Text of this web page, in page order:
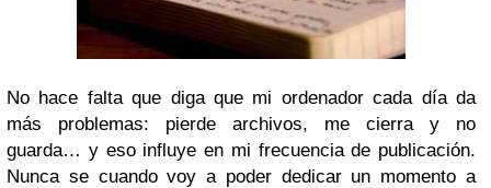
No hace falta que diga que mi ordenador cada día da
más problemas: pierde archivos, me cierra y no
guarda… y eso influye en mi frecuencia de publicación.
Nunca se cuando voy a poder dedicar un momento a